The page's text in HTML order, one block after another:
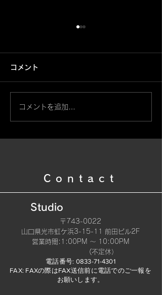
般若・天狗面と桜【左
コメント
コメントを追加…
Contact
Studio
〒743-0022
山口県光市虹ケ浜3-15-11 前田ビル2F
​営業時間:1:00PM 〜 10:00PM
(不定休）
電話番号: 0833-71-4301
FAX: FAXの際はFAX送信前に電話でのご一報を
お願いします。​